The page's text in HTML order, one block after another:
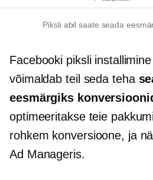
Piksli abil saate seada
Facebooki piksli
võimaldab teil seda teha
eesmärgiks
optimeeritakse teie
rohkem konversioone, ja
Ad Manageris.